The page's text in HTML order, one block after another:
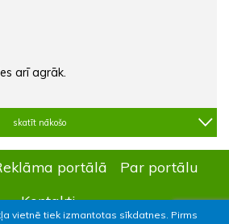
vietnē tiek izmantotas sīkdatnes. Pirms
arī agrāk.
skatīt nākošo
portālā
Par portālu
Kontakti